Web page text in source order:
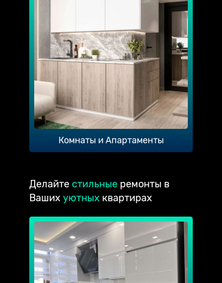
Комнаты и Апартаменты
Делайте стильные ремонты в
Ваших уютных квартирах